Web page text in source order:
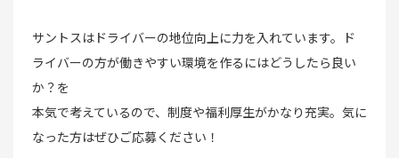
サントスはドライバーの地位向上に力を入れています。ド
ライバーの方が働きやすい環境を作るにはどうしたら良い
か？を
本気で考えているので、制度や福利厚生がかなり充実。気に
なった方はぜひご応募ください！